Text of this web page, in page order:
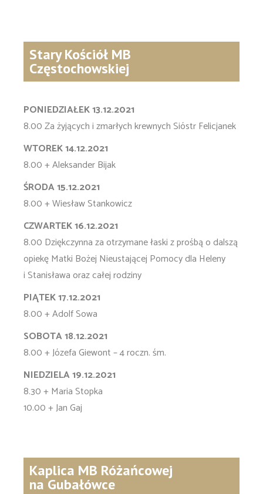
Stary Kościół MB
Częstochowskiej
PONIEDZIAŁEK 13.12.2021
8.00 Za żyjących i zmarłych krewnych Sióstr Felicjanek
WTOREK 14.12.2021
8.00 + Aleksander Bijak
ŚRODA 15.12.2021
8.00 + Wiesław Stankowicz
CZWARTEK 16.12.2021
8.00 Dziękczynna za otrzymane łaski z prośbą o dalszą
opiekę Matki Bożej Nieustającej Pomocy dla Heleny
i Stanisława oraz całej rodziny
PIĄTEK 17.12.2021
8.00 + Adolf Sowa
SOBOTA 18.12.2021
8.00 + Józefa Giewont – 4 roczn. śm.
NIEDZIELA 19.12.2021
8.30 + Maria Stopka
10.00 + Jan Gaj
Kaplica MB Różańcowej
na Gubałówce